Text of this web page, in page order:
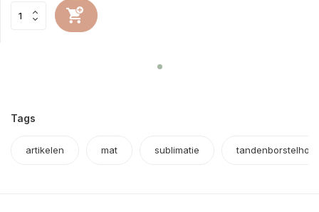
Tags
artikelen mat sublimatie